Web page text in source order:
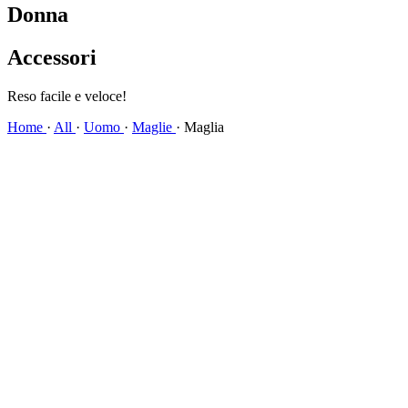
Donna
Accessori
Reso facile e veloce!
Home · All · Uomo · Maglie · Maglia